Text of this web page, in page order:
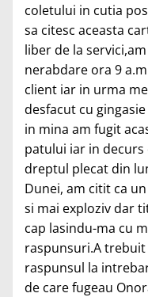
coletului in cutia
sa citesc aceasta
liber de la
nerabdare ora 9
client iar in urma
desfacut cu
in mina am fugit
patului iar in decurs
dreptul plecat din
Dunei, am citit ca
si mai exploziv dar
cap lasindu-ma cu
raspunsuri.A trebuit
raspunsul la
de care fugeau